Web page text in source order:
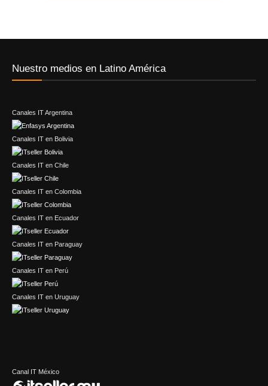
Nuestro medios en Latino América
Canales IT Argentina
Canales IT en Bolivia
Canales IT en Chile
Canales IT en Colombia
Canales IT en Ecuador
Canales IT en Paraguay
Canales IT en Perú
Canales IT en Uruguay
Canal IT México